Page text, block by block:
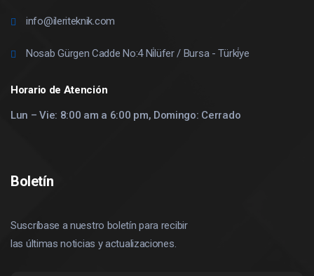
info@ileriteknik.com
Nosab Gürgen Cadde No:4 Ni̇lüfer / Bursa - Türki̇ye
Horario de Atención
Lun – Vie: 8:00 am a 6:00 pm, Domingo: Cerrado
Boletín
Suscríbase a nuestro boletín para recibir
las últimas noticias y actualizaciones.